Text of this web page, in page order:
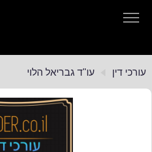
עורכי דיןעורכי דין עו"ד גבריאל הלוי